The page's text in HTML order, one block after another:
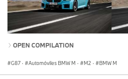
OPEN COMPILATION
G87 · Automóviles BMW M · M2 · BMW M